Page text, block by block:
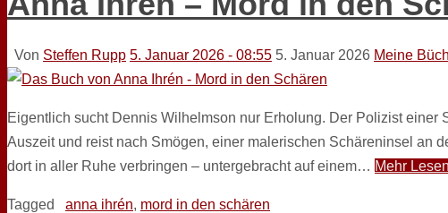
Von Steffen Rupp 5. Januar 2026 - 08:55 5. Januar 2026 Meine
Eigentlich sucht Dennis Wilhelmson nur Erholung. Der Polizist einer
Auszeit und reist nach Smögen, einer malerischen Schäreninsel an
dort in aller Ruhe verbringen – untergebracht auf einem… Mehr Lesen
Tagged anna ihrén, mord in den schären